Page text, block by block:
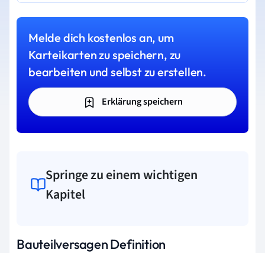
Melde dich kostenlos an, um
Karteikarten zu speichern, zu
bearbeiten und selbst zu erstellen.
Erklärung speichern
Springe zu einem wichtigen
Kapitel
Bauteilversagen Definition